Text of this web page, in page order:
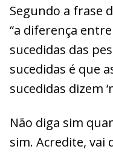
Segundo a frase
“a diferença
sucedidas das
sucedidas é que
sucedidas dizem
Não diga sim
sim. Acredite, vai